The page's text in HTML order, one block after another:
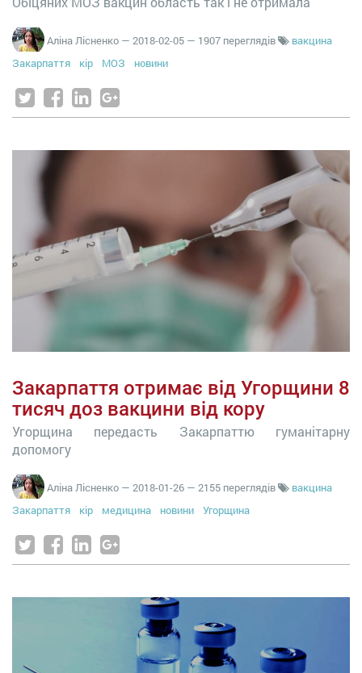
Аліна Лісненко — 2018-02-05 — 1907 переглядів
вакцина
Закарпаття
кір МОЗ новини
Закарпаття отримає від Угорщини 8
тисяч доз вакцини від кору
Угорщина передасть Закарпаттю гуманітарну
допомогу
Аліна Лісненко — 2018-01-26 — 2155 переглядів
вакцина
Закарпаття
кір медицина новини Угорщина